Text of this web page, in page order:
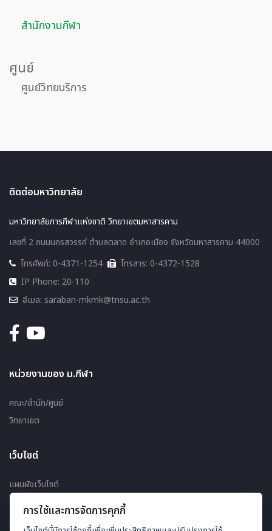
สำนักงานกีฬา
ศูนย์
ศูนย์วิทยบริการ
ติดต่อมหาวิทยาลัย
มหาวิทยาลัยการกีฬาแห่งชาติ วิทยาเขตมหาสารคาม
เลขที่ 2 ถนนนครสวรรค์ ตำบลตลาด อำเภอเมือง จังหวัดมหาสารคาม 44000
โทรศัพท์: 0-4371-1254
โทรสาร: 0-4372-1528
IP Phone: 20-110
อีเมล: saraban-mkmk@tnsu.ac.th
หน่วยงานของ ม.กีฬา
คณะ/สำนัก/ศูนย์
วิทยาเขต
เว็บไซต์
แผนผังเว็บไซต์
การใช้และการจัดการคุกกี้